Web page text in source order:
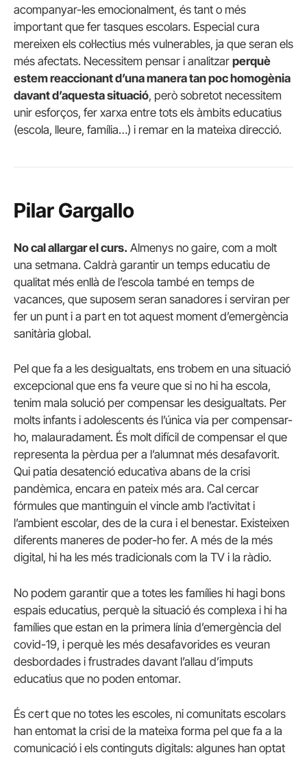
acompanyar-les emocionalment, és tant o més
important que fer tasques escolars. Especial cura
mereixen els col·lectius més vulnerables, ja que seran els
més afectats. Necessitem pensar i analitzar perquè
estem reaccionant d’una manera tan poc homogènia
davant d’aquesta situació, però sobretot necessitem
unir esforços, fer xarxa entre tots els àmbits educatius
(escola, lleure, família…) i remar en la mateixa direcció.
Pilar Gargallo
No cal allargar el curs. Almenys no gaire, com a molt
una setmana. Caldrà garantir un temps educatiu de
qualitat més enllà de l’escola també en temps de
vacances, que suposem seran sanadores i serviran per
fer un punt i a part en tot aquest moment d’emergència
sanitària global.
Pel que fa a les desigualtats, ens trobem en una situació
excepcional que ens fa veure que si no hi ha escola,
tenim mala solució per compensar les desigualtats. Per
molts infants i adolescents és l’única via per compensar-
ho, malauradament. És molt difícil de compensar el que
representa la pèrdua per a l’alumnat més desafavorit.
Qui patia desatenció educativa abans de la crisi
pandèmica, encara en pateix més ara. Cal cercar
fórmules que mantinguin el vincle amb l’activitat i
l’ambient escolar, des de la cura i el benestar. Existeixen
diferents maneres de poder-ho fer. A més de la més
digital, hi ha les més tradicionals com la TV i la ràdio.
No podem garantir que a totes les famílies hi hagi bons
espais educatius, perquè la situació és complexa i hi ha
famílies que estan en la primera línia d’emergència del
covid-19, i perquè les més desafavorides es veuran
desbordades i frustrades davant l’allau d’imputs
educatius que no poden entomar.
És cert que no totes les escoles, ni comunitats escolars
han entomat la crisi de la mateixa forma pel que fa a la
comunicació i els continguts digitals: algunes han optat